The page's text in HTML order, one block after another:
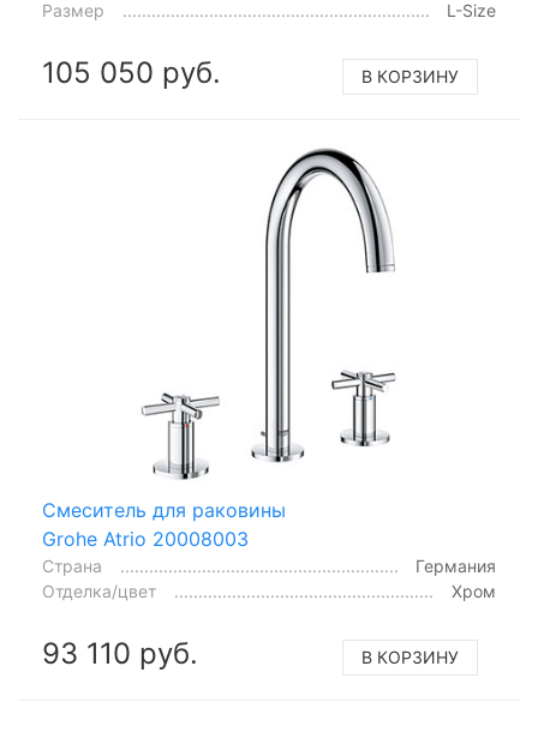
Размер
L-Size
105 050 руб. В КОРЗИНУ
Смеситель для раковины
Grohe Atrio 20008003
Страна
Германия
Отделка/цвет
Хром
93 110 руб. В КОРЗИНУ